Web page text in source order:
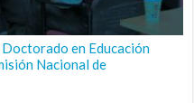
en Educación
Nacional de